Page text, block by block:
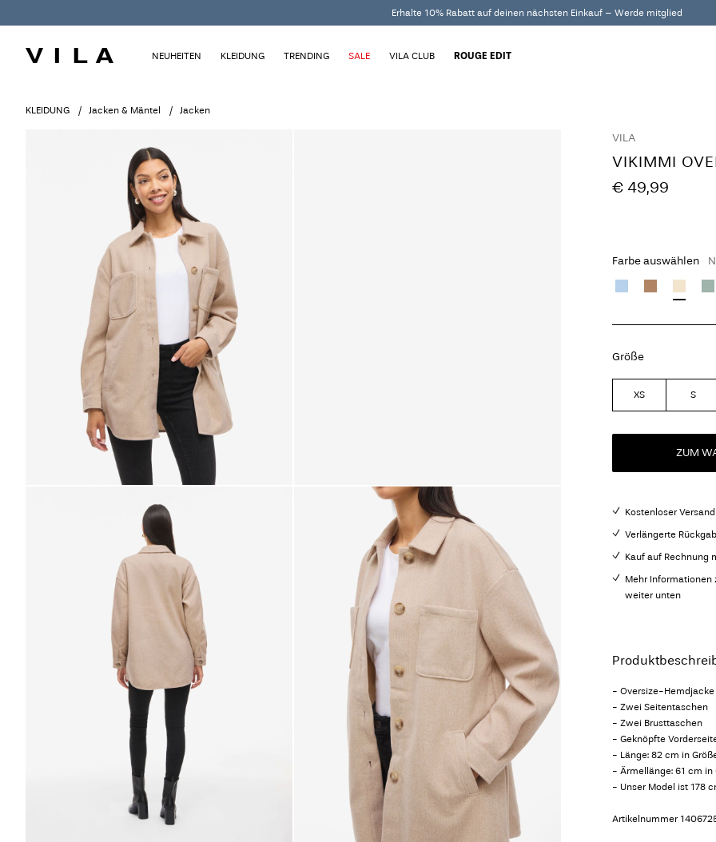
Erhalte 10% Rabatt auf deinen nächsten Einkauf – Werde mitglied
NEUHEITEN KLEIDUNG TRENDING SALE VILA CLUB ROUGE EDIT
KLEIDUNG Jacken & Mäntel Jacken
VILA
VIKIMMI
€ 49,99
Farbe auswählen
Größe
XS S
ZUM
Kostenloser
Verlängerte
Kauf auf Rechnung
Mehr Informationen
weiter unten
- Oversize-Hemdjacke
- Zwei Seitentaschen
- Zwei Brusttaschen
- Geknöpfte
- Länge: 82 cm in
- Ärmellänge: 61 cm in
- Unser Model ist 178
Artikelnummer